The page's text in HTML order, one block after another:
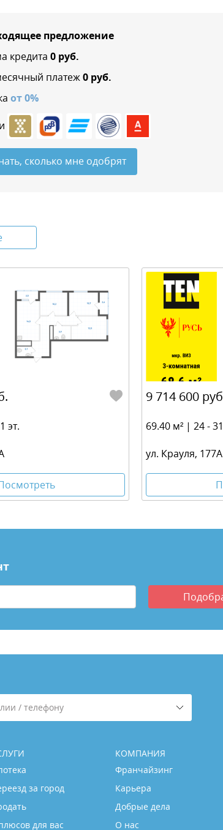
предложение
кредита 0 руб.
платеж 0 руб.
от0%
сколько мне одобрят
эт.
9 714 600
69.40 м² | 24 -
ул. Крауля, 177А
/ телефону
за город
для вас
КОМПАНИЯ
Франчайзинг
Карьера
Добрые дела
О нас